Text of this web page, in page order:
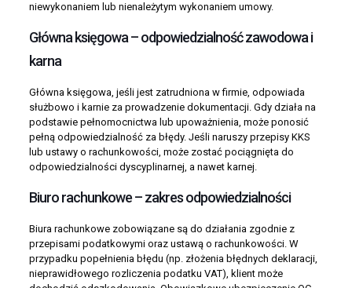
niewykonaniem lub nienależytym wykonaniem umowy.
Główna księgowa – odpowiedzialność zawodowa i
karna
Główna księgowa, jeśli jest zatrudniona w firmie, odpowiada
służbowo i karnie za prowadzenie dokumentacji. Gdy działa na
podstawie pełnomocnictwa lub upoważnienia, może ponosić
pełną odpowiedzialność za błędy. Jeśli naruszy przepisy KKS
lub ustawy o rachunkowości, może zostać pociągnięta do
odpowiedzialności dyscyplinarnej, a nawet karnej.
Biuro rachunkowe – zakres odpowiedzialności
Biura rachunkowe zobowiązane są do działania zgodnie z
przepisami podatkowymi oraz ustawą o rachunkowości. W
przypadku popełnienia błędu (np. złożenia błędnych deklaracji,
nieprawidłowego rozliczenia podatku VAT), klient może